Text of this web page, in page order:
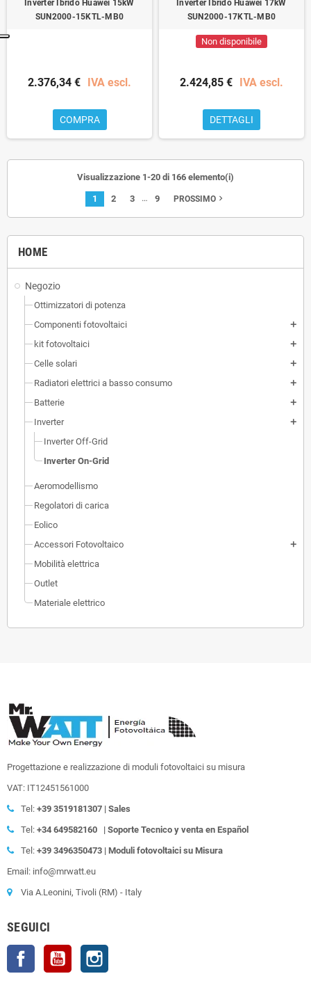
HOME
Negozio
Ottimizzatori di potenza
Componenti fotovoltaici
add
kit fotovoltaici add
Celle solari add
Radiatori elettrici a basso consumo add
Batterie add
Inverter add
Inverter Off-Grid
Inverter On-Grid
Aeromodellismo
Regolatori di carica
Eolico
Accessori Fotovoltaico
add
Mobilità elettrica
Outlet
Materiale elettrico
Inverter Ibrido Huawei 15kW
SUN2000-15KTL-MB0
2.376,34 € IVA escl.
COMPRA
Inverter Ibrido Huawei 17kW
SUN2000-17KTL-MB0
Non disponibile
2.424,85 € IVA escl.
DETTAGLI
Visualizzazione 1-20 di 166 elemento(i)
1 2 3 … 9 PROSSIMO navigate_next
Progettazione e realizzazione di moduli fotovoltaici su misura
VAT: IT12451561000
Tel: +39 3519181307 | Sales
Tel: +34 649582160 | Soporte Tecnico y venta en Español
Tel: +39 3496350473 | Moduli fotovoltaici su Misura
Email: info@mrwatt.eu
Via A.Leonini, Tivoli (RM) - Italy
SEGUICI
Facebook YouTube